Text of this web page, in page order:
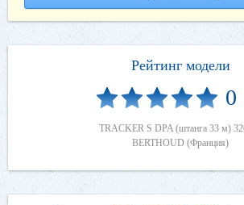
Рейтинг модели
0
TRACKER S DPA (штанга 33 м)
BERTHOUD (Франция)